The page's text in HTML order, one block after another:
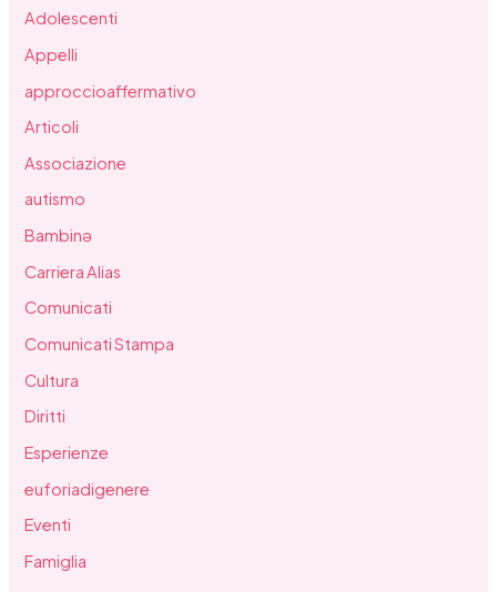
Adolescenti
Appelli
approccioaffermativo
Articoli
Associazione
autismo
Bambinə
Carriera Alias
Comunicati
Comunicati Stampa
Cultura
Diritti
Esperienze
euforiadigenere
Eventi
Famiglia